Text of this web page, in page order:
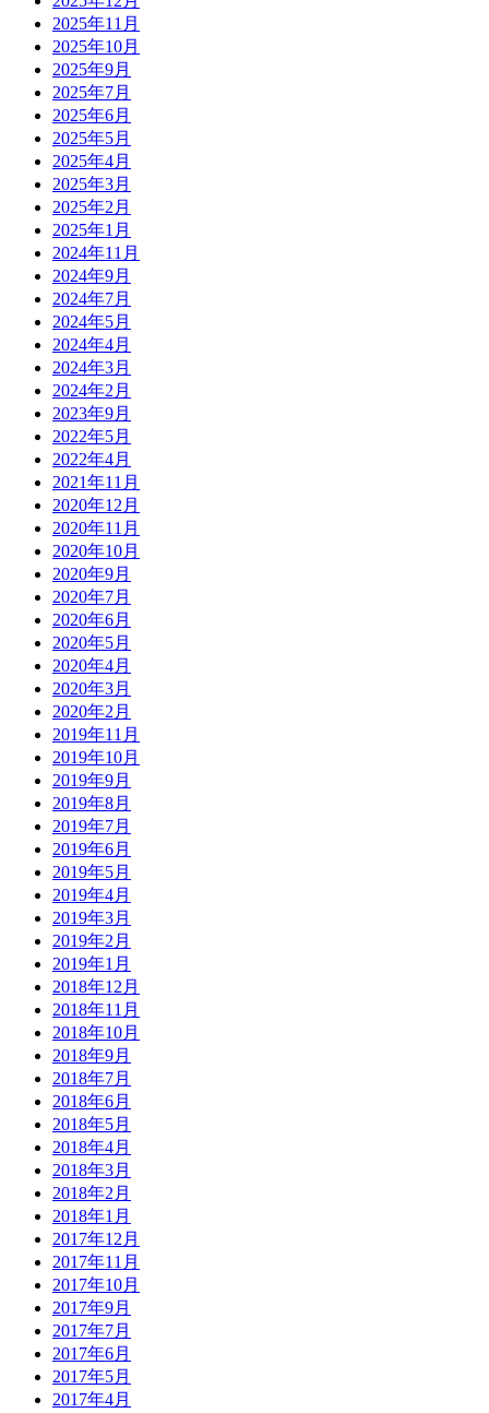
2025年11月
2025年10月
2025年9月
2025年7月
2025年6月
2025年5月
2025年4月
2025年3月
2025年2月
2025年1月
2024年11月
2024年9月
2024年7月
2024年5月
2024年4月
2024年3月
2024年2月
2023年9月
2022年5月
2022年4月
2021年11月
2020年12月
2020年11月
2020年10月
2020年9月
2020年7月
2020年6月
2020年5月
2020年4月
2020年3月
2020年2月
2019年11月
2019年10月
2019年9月
2019年8月
2019年7月
2019年6月
2019年5月
2019年4月
2019年3月
2019年2月
2019年1月
2018年12月
2018年11月
2018年10月
2018年9月
2018年7月
2018年6月
2018年5月
2018年4月
2018年3月
2018年2月
2018年1月
2017年12月
2017年11月
2017年10月
2017年9月
2017年7月
2017年6月
2017年5月
2017年4月